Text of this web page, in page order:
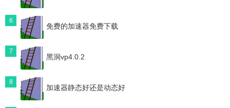
6
免费的加速器免费下载
7
黑洞vp4.0.2
8
加速器静态好还是动态好